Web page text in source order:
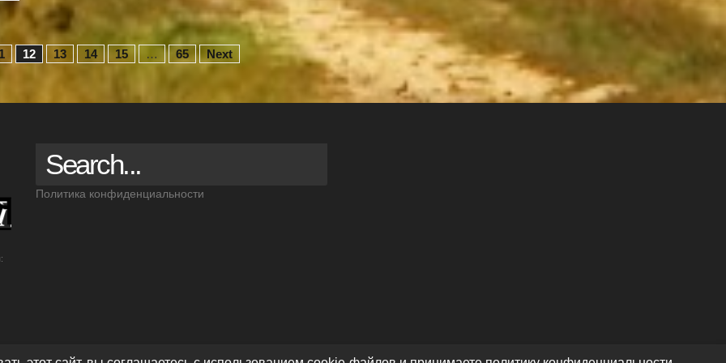
12 13 14 15 … 65 Next
Политика конфиденциальности